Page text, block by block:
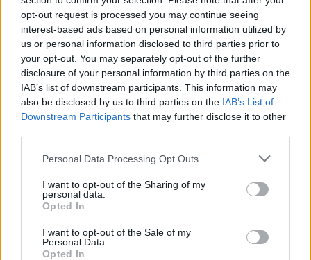
opt-out request is processed you may continue seeing
interest-based ads based on personal information utilized by
us or personal information disclosed to third parties prior to
your opt-out. You may separately opt-out of the further
disclosure of your personal information by third parties on the
IAB’s list of downstream participants. This information may
also be disclosed by us to third parties on the IAB’s List of
Downstream Participants that may further disclose it to other
Personal Data Processing Opt Outs
I want to opt-out of the Sharing of my
personal data.
Opted In
I want to opt-out of the Sale of my
Personal Data.
Opted In